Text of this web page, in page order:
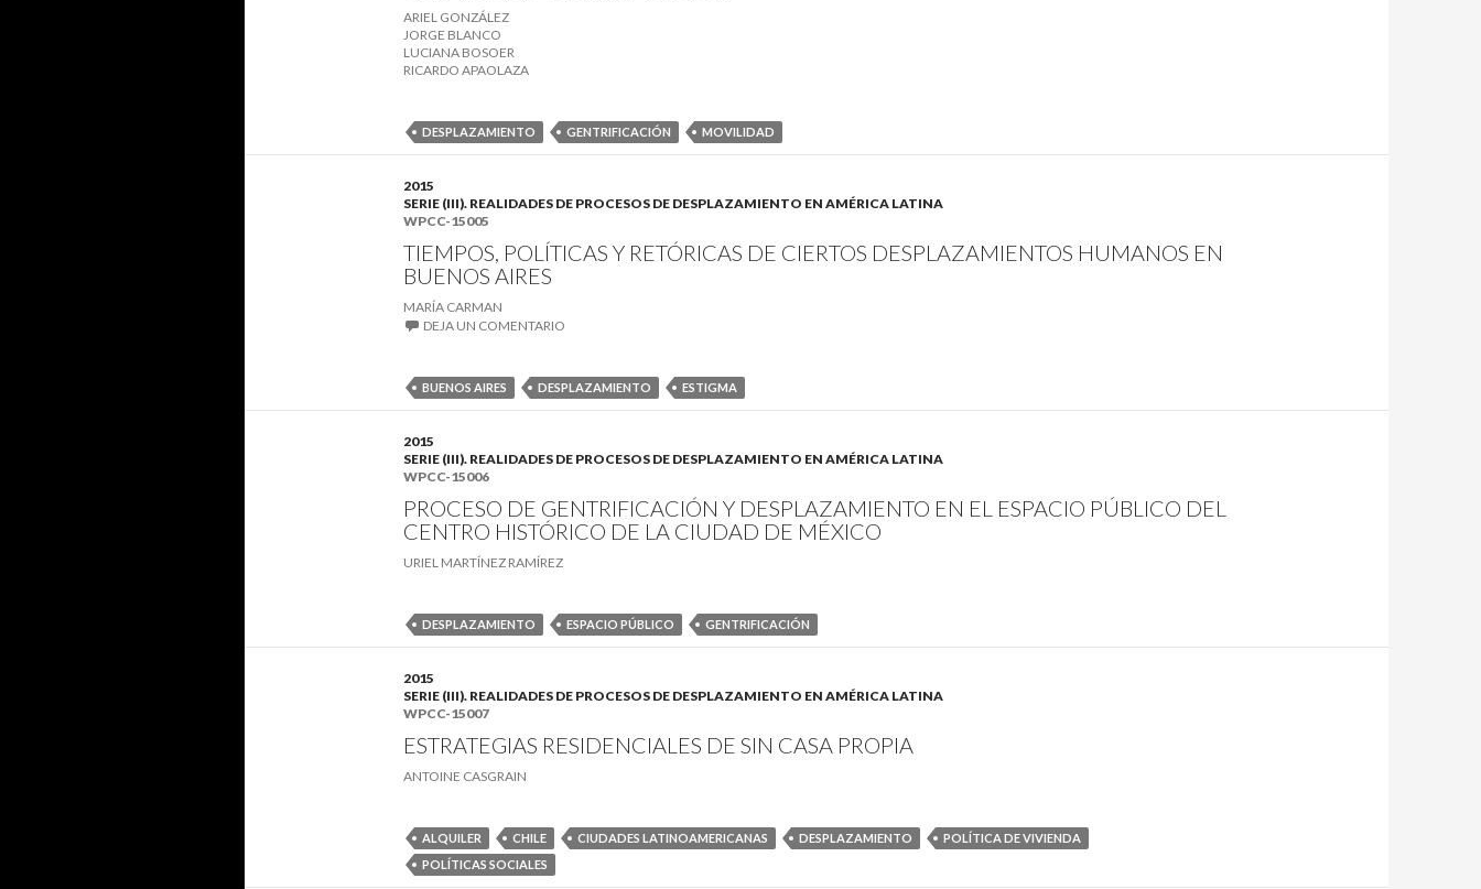
ARIEL GONZÁLEZ
JORGE BLANCO
LUCIANA BOSOER
RICARDO APAOLAZA
DESPLAZAMIENTO GENTRIFICACIÓN MOVILIDAD
2015
SERIE (III). REALIDADES DE PROCESOS DE DESPLAZAMIENTO EN AMÉRICA LATINA
WPCC-15005
TIEMPOS, POLÍTICAS Y RETÓRICAS DE CIERTOS DESPLAZAMIENTOS HUMANOS EN
BUENOS AIRES
MARÍA CARMAN
DEJA UN COMENTARIO
BUENOS AIRES DESPLAZAMIENTO ESTIGMA
2015
SERIE (III). REALIDADES DE PROCESOS DE DESPLAZAMIENTO EN AMÉRICA LATINA
WPCC-15006
PROCESO DE GENTRIFICACIÓN Y DESPLAZAMIENTO EN EL ESPACIO PÚBLICO DEL
CENTRO HISTÓRICO DE LA CIUDAD DE MÉXICO
URIEL MARTÍNEZ RAMÍREZ
DESPLAZAMIENTO ESPACIO PÚBLICO GENTRIFICACIÓN
2015
SERIE (III). REALIDADES DE PROCESOS DE DESPLAZAMIENTO EN AMÉRICA LATINA
WPCC-15007
ESTRATEGIAS RESIDENCIALES DE SIN CASA PROPIA
ANTOINE CASGRAIN
ALQUILER CHILE CIUDADES LATINOAMERICANAS DESPLAZAMIENTO
POLÍTICA DE VIVIENDA
POLÍTICAS SOCIALES